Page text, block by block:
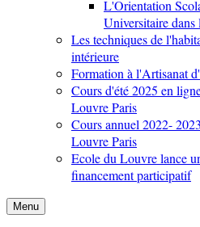
L'Orientation
Universitaire dans
Les techniques de
intérieure
Formation à l'Artisanat
Cours d'été 2025 en
Louvre Paris
Cours annuel 2022-
Louvre Paris
Ecole du Louvre lance
financement participatif
Menu